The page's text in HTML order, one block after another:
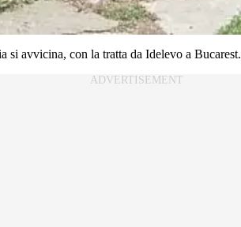
avvicina, con la tratta da Idelevo a Bucarest.